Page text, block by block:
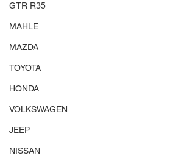
GTR R35
MAHLE
MAZDA
TOYOTA
HONDA
VOLKSWAGEN
JEEP
NISSAN